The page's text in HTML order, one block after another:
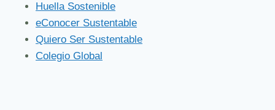
Huella Sostenible
eConocer Sustentable
Quiero Ser Sustentable
Colegio Global